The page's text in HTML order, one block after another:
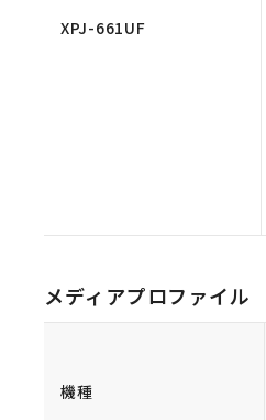
XPJ-661UF
メディアプロファイル
機種